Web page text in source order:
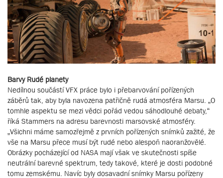
Barvy Rudé planety
Nedílnou součástí VFX práce bylo i přebarvování pořízených
záběrů tak, aby byla navozena patřičně rudá atmosféra Marsu. „O
tomhle aspektu se mezi vědci pořád vedou sáhodlouhé debaty,“
říká Stammers na adresu barevnosti marsovské atmosféry.
„Všichni máme samozřejmě z prvních pořízených snímků zažité, že
vše na Marsu přece musí být rudé nebo alespoň naoranžovělé.
Obrázky pocházející od NASA mají však ve skutečnosti spíše
neutrální barevné spektrum, tedy takové, které je dosti podobné
tomu zemskému. Navíc byly dosavadní snímky Marsu pořízeny